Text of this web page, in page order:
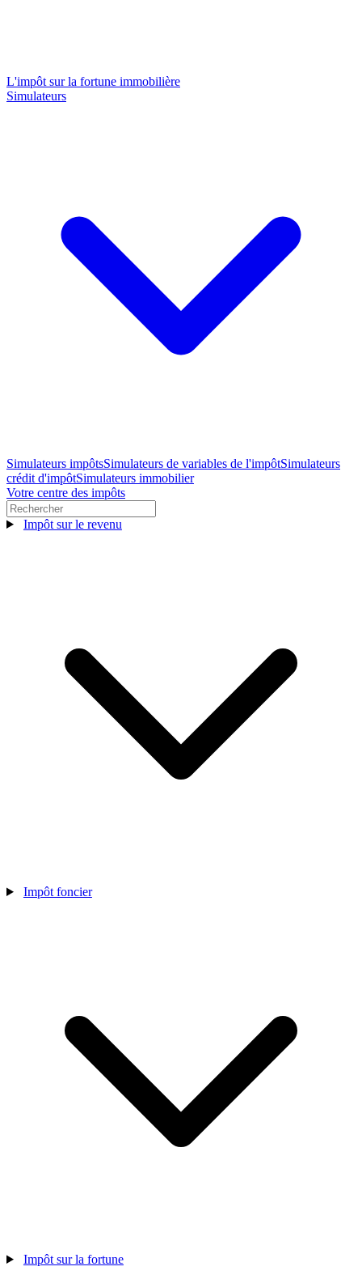
L'impôt sur la fortune immobilière
Simulateurs
Simulateurs impôtsSimulateurs de variables de l'impôtSimulateurs
crédit d'impôtSimulateurs immobilier
Votre centre des impôts
Impôt sur le revenu
Impôt foncier
Impôt sur la fortune